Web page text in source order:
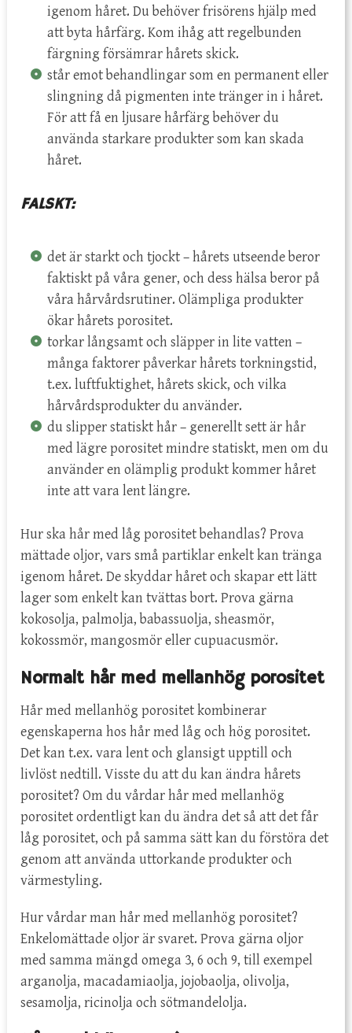
igenom håret. Du behöver frisörens hjälp med
att byta hårfärg. Kom ihåg att regelbunden
färgning försämrar hårets skick.
står emot behandlingar som en permanent eller
slingning då pigmenten inte tränger in i håret.
För att få en ljusare hårfärg behöver du
använda starkare produkter som kan skada
håret.
FALSKT:
det är starkt och tjockt – hårets utseende beror
faktiskt på våra gener, och dess hälsa beror på
våra hårvårdsrutiner. Olämpliga produkter
ökar hårets porositet.
torkar långsamt och släpper in lite vatten –
många faktorer påverkar hårets torkningstid,
t.ex. luftfuktighet, hårets skick, och vilka
hårvårdsprodukter du använder.
du slipper statiskt hår – generellt sett är hår
med lägre porositet mindre statiskt, men om du
använder en olämplig produkt kommer håret
inte att vara lent längre.
Hur ska hår med låg porositet behandlas? Prova
mättade oljor, vars små partiklar enkelt kan tränga
igenom håret. De skyddar håret och skapar ett lätt
lager som enkelt kan tvättas bort. Prova gärna
kokosolja, palmolja, babassuolja, sheasmör,
kokossmör, mangosmör eller cupuacusmör.
Normalt hår med mellanhög porositet
Hår med mellanhög porositet kombinerar
egenskaperna hos hår med låg och hög porositet.
Det kan t.ex. vara lent och glansigt upptill och
livlöst nedtill. Visste du att du kan ändra hårets
porositet? Om du vårdar hår med mellanhög
porositet ordentligt kan du ändra det så att det får
låg porositet, och på samma sätt kan du förstöra det
genom att använda uttorkande produkter och
värmestyling.
Hur vårdar man hår med mellanhög porositet?
Enkelomättade oljor är svaret. Prova gärna oljor
med samma mängd omega 3, 6 och 9, till exempel
arganolja, macadamiaolja, jojobaolja, olivolja,
sesamolja, ricinolja och sötmandelolja.